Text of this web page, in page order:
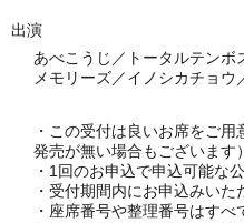
出演
あべこうじ／トータルテンボ
メモリーズ／イノシカチョ
・この受付は良いお席をご
発売が無い場合もございます）
・1回のお申込で申込可能な
・受付期間内にお申込みいた
・座席番号や整理番号はす